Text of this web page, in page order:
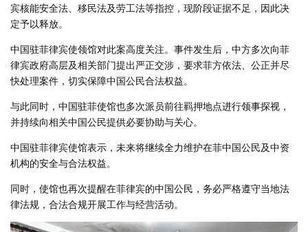
宾核能安全法、移民法及劳工法等指控，现阶段证据不足，因此决
定予以释放。
中国驻菲律宾使领馆对此案高度关注。事件发生后，中方多次向菲
律宾政府高层及相关部门提出严正交涉，要求菲方依法、公正并尽
快处理案件，切实保障中国公民合法权益。
与此同时，中国驻菲使馆也多次派员前往羁押地点进行领事探视，
并持续向相关中国公民提供必要协助与关心。
中国驻菲律宾使馆表示，未来将继续全力维护在菲中国公民及中资
机构的安全与合法权益。
同时，使馆也再次提醒在菲律宾的中国公民，务必严格遵守当地法
律法规，合法合规开展工作与经营活动。